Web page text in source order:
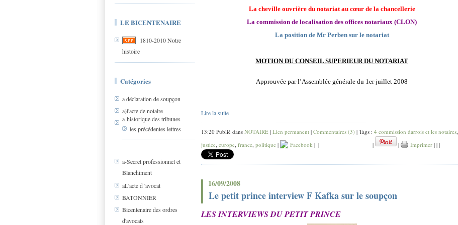
LE BICENTENAIRE
1810-2010 Notre
histoire
Catégories
a déclaration de soupçon
a)l'acte de notaire
a-historique des tribunes
les précédentes lettres
a-Secret professionnel et
Blanchiment
aL'acte d 'avocat
BATONNIER
Bicentenaire des ordres
d'avocats
La cheville ouvrière du notariat au cœur de la chancellerie
La commission de localisation des offices notariaux (CLON)
La position de Mr Perben sur le notariat
MOTION DU CONSEIL SUPERIEUR DU NOTARIAT
Approuvée par l’Assemblée générale du 1er juillet 2008
Lire la suite
13:20 Publié dans NOTAIRE | Lien permanent | Commentaires (3) | Tags : 4 commission darrois et les notaires,
justice, europe, france, politique | Facebook | | | | Imprimer | | |
16/09/2008
Le petit prince interview F Kafka sur le soupçon
LES INTERVIEWS DU PETIT PRINCE